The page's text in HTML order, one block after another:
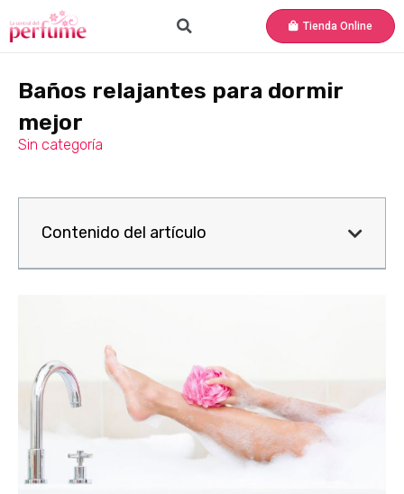
Tienda Online
Baños relajantes para dormir
mejor
Sin categoría
Contenido del artículo